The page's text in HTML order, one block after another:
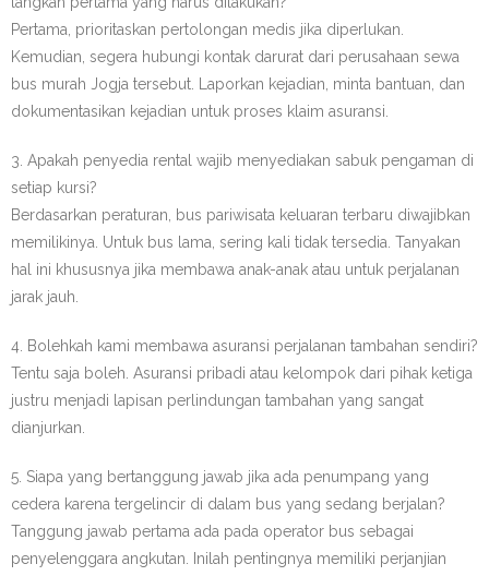
Pertama, prioritaskan pertolongan medis jika diperlukan.
Kemudian, segera hubungi kontak darurat dari perusahaan sewa
bus murah Jogja tersebut. Laporkan kejadian, minta bantuan, dan
dokumentasikan kejadian untuk proses klaim asuransi.
3. Apakah penyedia rental wajib menyediakan sabuk pengaman di
setiap kursi?
Berdasarkan peraturan, bus pariwisata keluaran terbaru diwajibkan
memilikinya. Untuk bus lama, sering kali tidak tersedia. Tanyakan
hal ini khususnya jika membawa anak-anak atau untuk perjalanan
jarak jauh.
4. Bolehkah kami membawa asuransi perjalanan tambahan sendiri?
Tentu saja boleh. Asuransi pribadi atau kelompok dari pihak ketiga
justru menjadi lapisan perlindungan tambahan yang sangat
dianjurkan.
5. Siapa yang bertanggung jawab jika ada penumpang yang
cedera karena tergelincir di dalam bus yang sedang berjalan?
Tanggung jawab pertama ada pada operator bus sebagai
penyelenggara angkutan. Inilah pentingnya memiliki perjanjian